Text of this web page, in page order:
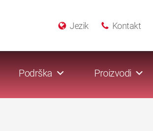
Kontakt
Jezik
Podrška Proizvodi